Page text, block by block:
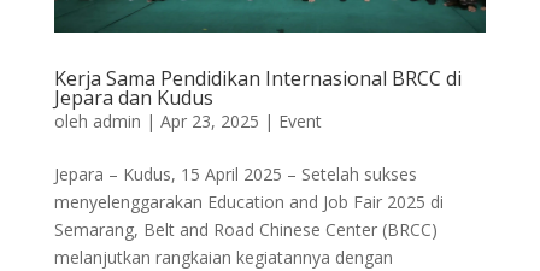
Kerja Sama Pendidikan Internasional BRCC di
Jepara dan Kudus
oleh admin | Apr 23, 2025 | Event
Jepara – Kudus, 15 April 2025 – Setelah sukses
menyelenggarakan Education and Job Fair 2025 di
Semarang, Belt and Road Chinese Center (BRCC)
melanjutkan rangkaian kegiatannya dengan